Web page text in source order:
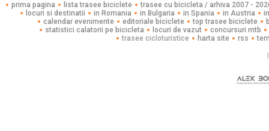
prima pagina lista trasee biciclete
trasee cu bicicleta / arhiva 2007 -
locuri si destinatii
in Romania in Bulgaria in Spania in Austria
calendar evenimente
editoriale biciclete top trasee biciclete
statistici calatorii pe bicicleta
locuri de vazut
concursuri mtb
trasee cicloturistice
harta site rss